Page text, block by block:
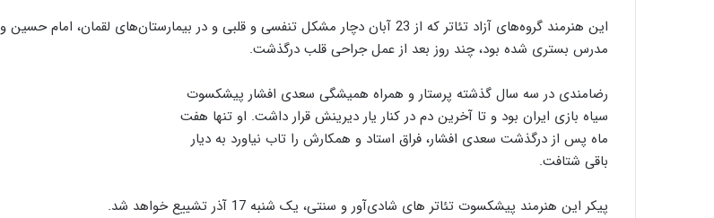
این هنرمند گروه‌های آزاد تئا‌تر که از 23 آبان دچار مشکل تنفسی و قلبی و در بیمارستان‌های لقمان، امام حسین و
مدرس بستری شده بود، چند روز بعد از عمل جراحی قلب درگذشت.
رضامندی در سه سال گذشته پرستار و همراه همیشگی سعدی افشار پیشکسوت
سیاه بازی ایران بود و تا آخرین دم در کنار یار دیرینش قرار داشت. او تنها هفت
ماه پس از درگذشت سعدی افشار، فراق استاد و همکارش را تاب نیاورد به دیار
باقی شتافت.
پیکر این هنرمند پیشکسوت تئاتر های شادی‌آور و سنتی، یک شنبه 17 آذر تشییع خواهد شد.